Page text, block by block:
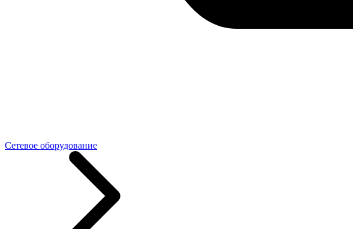
Сетевое оборудование